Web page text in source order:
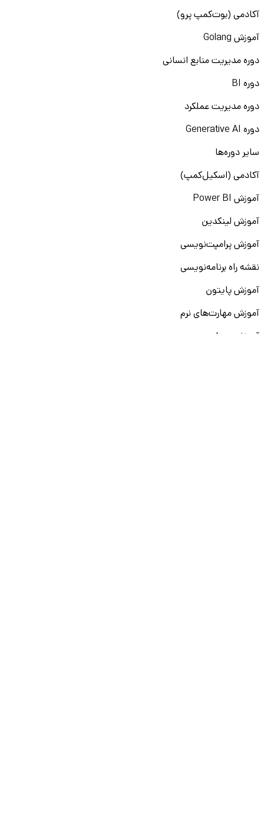
آکادمی (بوت‌کمپ پرو)
آموزش Golang
دوره مدیریت منابع انسانی
دوره BI
دوره مدیریت عملکرد
دوره Generative AI
سایر دوره‌ها
آکادمی (اسکیل‌کمپ)
آموزش Power BI
آموزش لینکدین
آموزش پرامپت‌نویسی
نقشه راه برنامه‌نویسی
آموزش پایتون
آموزش مهارت‌های نرم
آموزش دیتا بیس